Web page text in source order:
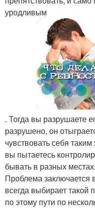
уродливым
. Тогда вы разрушаете
разрушено, он
чувствовать себя
вы пытаетесь
бывать в разных
Проблема заключается
всегда выбирает такой
по этому пути по